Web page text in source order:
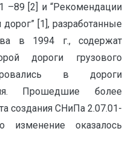
–89 [2] и “Рекомендации
[1], разработанные
в 1994 г., содержат
дороги грузового
в дороги
Прошедшие более
создания СНиПа 2.07.01-
изменение оказалось